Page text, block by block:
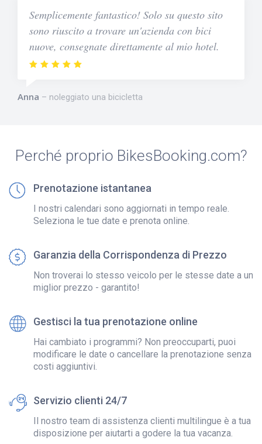
Semplicemente fantastico! Solo su questo sito
sono riuscito a trovare un'azienda con bici
nuove, consegnate direttamente al mio hotel.
Anna noleggiato una bicicletta
Perché proprio BikesBooking.com?
Prenotazione istantanea
I nostri calendari sono aggiornati in tempo reale.
Seleziona le tue date e prenota online.
Garanzia della Corrispondenza di Prezzo
Non troverai lo stesso veicolo per le stesse date a un
miglior prezzo - garantito!
Gestisci la tua prenotazione online
Hai cambiato i programmi? Non preoccuparti, puoi
modificare le date o cancellare la prenotazione senza
costi aggiuntivi.
Servizio clienti 24/7
Il nostro team di assistenza clienti multilingue è a tua
disposizione per aiutarti a godere la tua vacanza.